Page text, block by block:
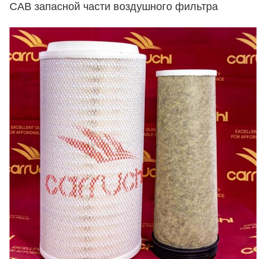
CAB запасной части воздушного фильтра